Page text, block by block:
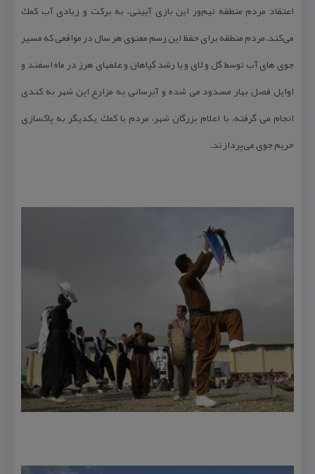
اعتقاد مردم منطقه نیم‌ور این بازی آیینی، به بركت و زیادی آب كمك
می‌كند.مردم منطقه برای حفظ این رسم معنوی هر سال در مواقعی كه مسیر
جوی های آب توسط گل و لای و یا رشد گیاهان و علفهای هرز در ماه اسفند و
اوایل فصل بهار مسدود می شده و آبرسانی به مزارع این شهر به كندی
انجام می گرفته، با اعلام بزرگان شهر، مردم با كمك یكدیگر به پاكسازی
حریم جوی می‌پردازند.